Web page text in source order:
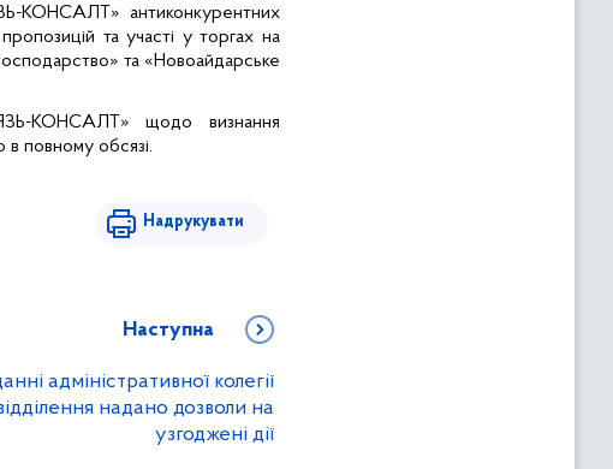
КОНСАЛТ» антиконкурентних
та участі у торгах на
та «Новоайдарське
КОНСАЛТ» щодо визнання
в повному обсязі.
Надрукувати
Наступна
адміністративної колегії
надано дозволи на
узгоджені дії